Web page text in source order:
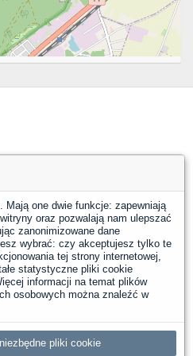
X InstagramYouTube
Polskie Linie Kolejowe S.A.
Mają one dwie funkcje: zapewniają
oraz pozwalają nam ulepszać
zanonimizowane dane
wybrać: czy akceptujesz tylko te
tej strony internetowej,
statystyczne pliki cookie
informacji na temat plików
osobowych można znaleźć w
pliki cookie